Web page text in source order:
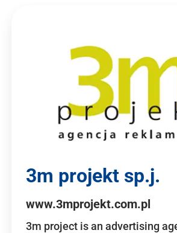
3m projekt sp.j.
www.3mprojekt.com.pl
3m project is an advertising